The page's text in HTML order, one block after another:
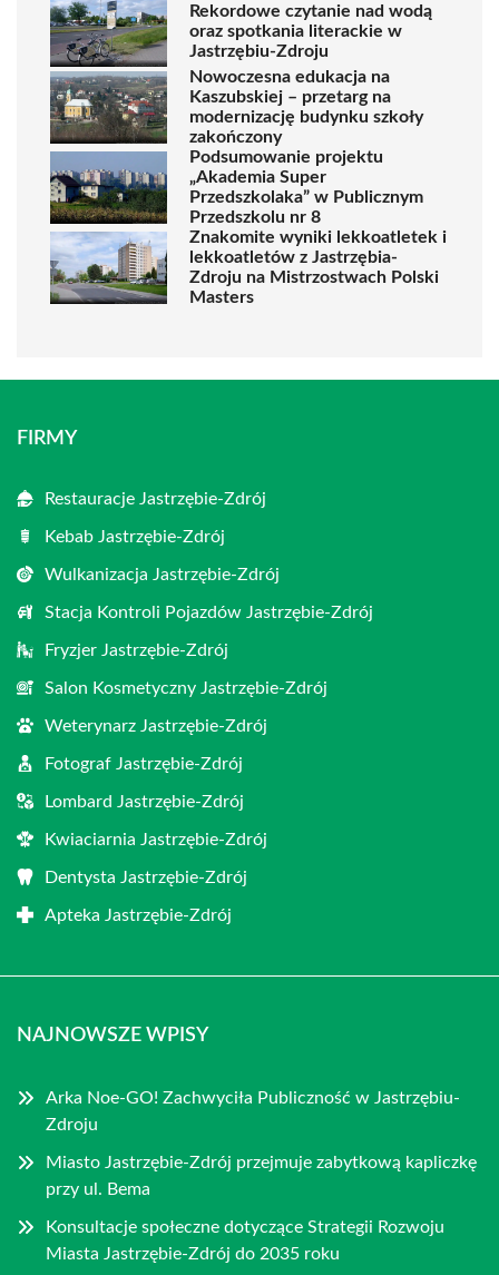
Rekordowe czytanie nad wodą
oraz spotkania literackie w
Jastrzębiu-Zdroju
Nowoczesna edukacja na
Kaszubskiej – przetarg na
modernizację budynku szkoły
zakończony
Podsumowanie projektu
„Akademia Super
Przedszkolaka” w Publicznym
Przedszkolu nr 8
Znakomite wyniki lekkoatletek i
lekkoatletów z Jastrzębia-
Zdroju na Mistrzostwach Polski
Masters
FIRMY
Restauracje Jastrzębie-Zdrój
Kebab Jastrzębie-Zdrój
Wulkanizacja Jastrzębie-Zdrój
Stacja Kontroli Pojazdów Jastrzębie-Zdrój
Fryzjer Jastrzębie-Zdrój
Salon Kosmetyczny Jastrzębie-Zdrój
Weterynarz Jastrzębie-Zdrój
Fotograf Jastrzębie-Zdrój
Lombard Jastrzębie-Zdrój
Kwiaciarnia Jastrzębie-Zdrój
Dentysta Jastrzębie-Zdrój
Apteka Jastrzębie-Zdrój
NAJNOWSZE WPISY
Arka Noe-GO! Zachwyciła Publiczność w Jastrzębiu-
Zdroju
Miasto Jastrzębie-Zdrój przejmuje zabytkową kapliczkę
przy ul. Bema
Konsultacje społeczne dotyczące Strategii Rozwoju
Miasta Jastrzębie-Zdrój do 2035 roku